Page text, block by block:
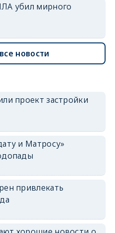
убил мирного
новости
проект застройки
и Матросу»
привлекать